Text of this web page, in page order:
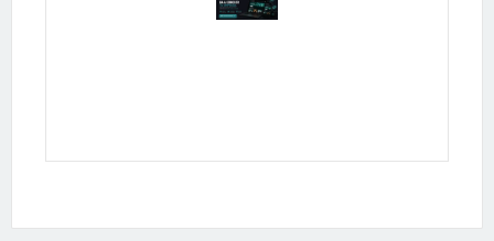
Publicidad